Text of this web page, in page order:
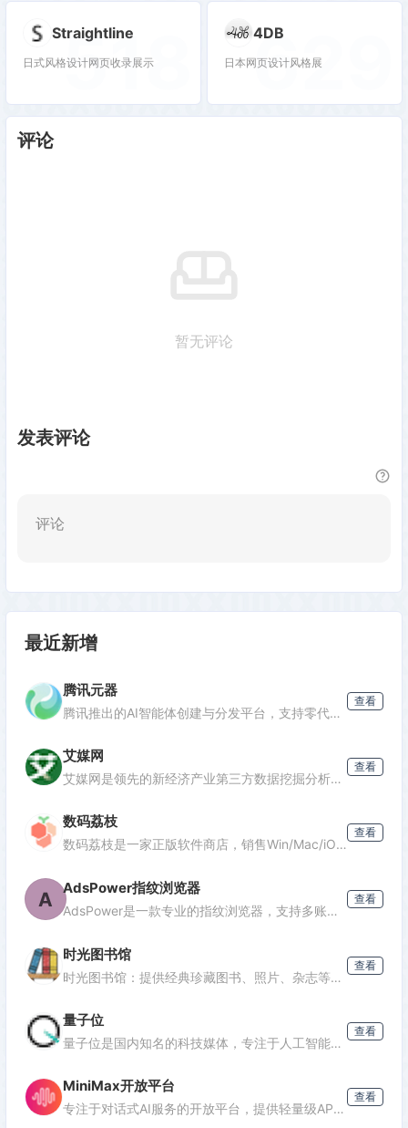
Straightline
日式风格设计网页收录展示
518 4DB
日本网页设计风格展
629
评论
暂无评论
发表评论
评论
最近新增
腾讯元器
腾讯推出的AI智能体创建与分发平台，支持零代码开发专属AI聊天机器人，深度集成腾讯生态能力，可分发至微信等渠道。
查看
艾媒网
艾媒网是领先的新经济产业第三方数据挖掘分析机构，提供行业报告、消费洞察和商业趋势数据，覆盖AI、电商、汽车等多个领域。
查看
数码荔枝
数码荔枝是一家正版软件商店，销售Win/Mac/iOS/Android平台的影音、办公、设计等软件，并提供使用教程和会员优惠。
查看
A AdsPower指纹浏览器
AdsPower是一款专业的指纹浏览器，支持多账号防关联管理，适用于跨境电商、广告投放、社媒营销等场景，提供独立浏览器环境，降低封号风险。
查看
时光图书馆
时光图书馆：提供经典珍藏图书、照片、杂志等文化资源的数字平台。
查看
量子位
量子位是国内知名的科技媒体，专注于人工智能领域，提供最新AI资讯、行业分析和深度报道，是了解AI发展的重要窗口。
查看
MiniMax开放平台
专注于对话式AI服务的开放平台，提供轻量级API接口，支持多轮对话、文本生成等功能，适合需要快速集成对话能力的开发者。
查看